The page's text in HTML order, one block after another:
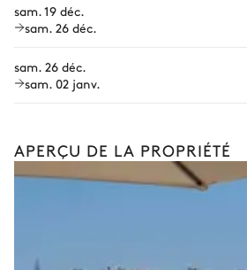
Location de bateau
sam. 19 déc.
sam. 26 déc.
sam. 26 déc.
sam. 02 janv.
APERÇU DE LA PROPRIÉTÉ